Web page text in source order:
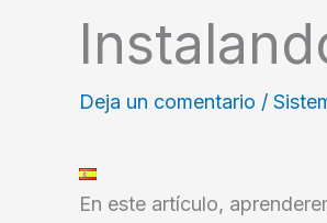
Deja un comentario /
En este artículo,